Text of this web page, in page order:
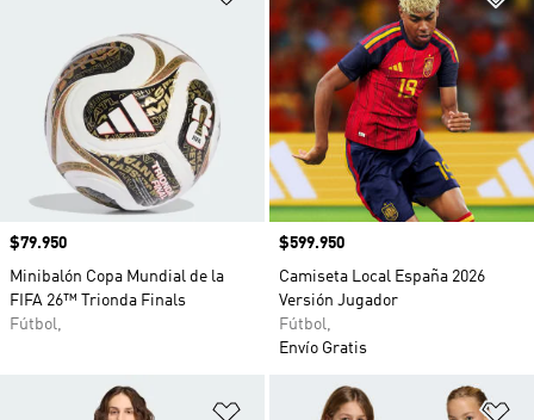
Precio
$79.950
Minibalón Copa Mundial de la
FIFA 26™ Trionda Finals
Fútbol,
Precio
$599.950
Camiseta Local España 2026
Versión Jugador
Fútbol,
Envío Gratis
Añadir a la lista de deseos